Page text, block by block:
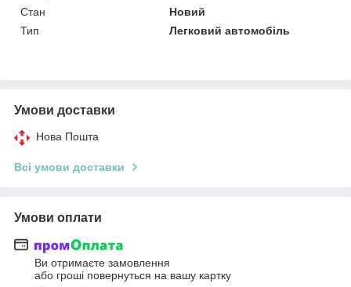
Стан
Новий
Тип
Легковий автомобіль
Умови доставки
Нова Пошта
Всі умови доставки
Умови оплати
Ви отримаєте замовлення
або гроші повернуться на вашу картку